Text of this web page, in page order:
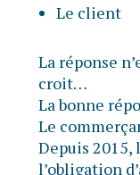
Le client
La réponse
croit…
La bonne
Le
Depuis 2015,
l’obligation